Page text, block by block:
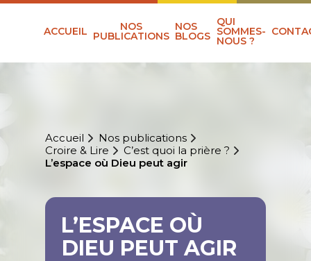
ACCUEIL NOS
PUBLICATIONS
NOS
BLOGS
QUI
SOMMES-
NOUS ?
Accueil
Nos publications
Croire & Lire
C’est quoi la prière ?
L’espace où Dieu peut agir
L’ESPACE OÙ
DIEU PEUT AGIR